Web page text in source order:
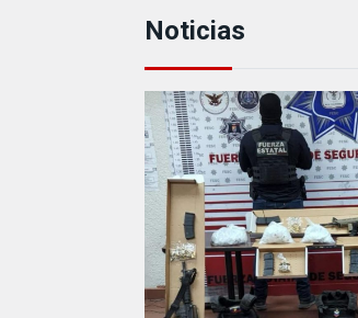
Noticias